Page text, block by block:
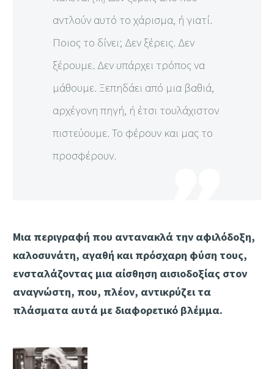
αντλούν αυτό το χάρισμα, ή γιατί.
Ποιος το δίνει; Δεν ξέρεις. Δεν
ξέρουμε. Δεν υπάρχει τρόπος να
μάθουμε. Ξεπηδάει από μια βαθιά,
αρχέγονη πηγή, ή έτσι τουλάχιστον
πιστεύουμε. Το φέρουν και μας το
προσφέρουν.
Μια περιγραφή που αντανακλά την αφιλόδοξη,
καλοσυνάτη, αγαθή και πρόσχαρη φύση τους,
ενσταλάζοντας μια αίσθηση αισιοδοξίας στον
αναγνώστη, που, πλέον, αντικρύζει τα
πλάσματα αυτά με διαφορετικό βλέμμα.